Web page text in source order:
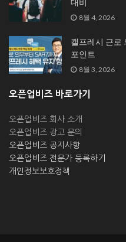
대비
8월 4, 2026
캘프레시 근로
포인트
8월 3, 2026
오픈업비즈 바로가기
오픈업비즈 회사 소개
오픈업비즈 광고 문의
오픈업비즈 공지사항
오픈업비즈 전문가 등록하기
개인정보보호정책